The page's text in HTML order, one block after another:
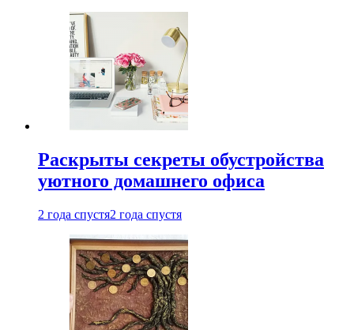
Раскрыты секреты обустройства
уютного домашнего офиса
2 года спустя2 года спустя